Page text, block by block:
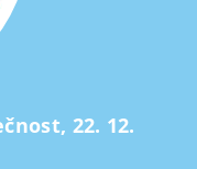
22. 12.